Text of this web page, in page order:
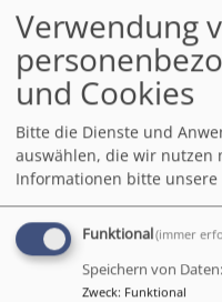
Verwendung
und Cookies
Bitte die Dienste und
auswählen, die wir nutzen
Informationen bitte unsere
Funktional(immer
Speichern von
Zweck: Funktional